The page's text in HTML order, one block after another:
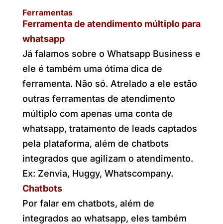
Ferramentas
Ferramenta de atendimento múltiplo para
whatsapp
Já falamos sobre o Whatsapp Business e
ele é também uma ótima dica de
ferramenta. Não só. Atrelado a ele estão
outras ferramentas de atendimento
múltiplo com apenas uma conta de
whatsapp, tratamento de leads captados
pela plataforma, além de chatbots
integrados que agilizam o atendimento.
Ex: Zenvia, Huggy, Whatscompany.
Chatbots
Por falar em chatbots, além de
integrados ao whatsapp, eles também